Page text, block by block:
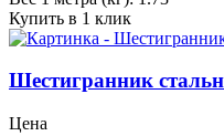
Купить в 1 клик
Шестигранник
Цена